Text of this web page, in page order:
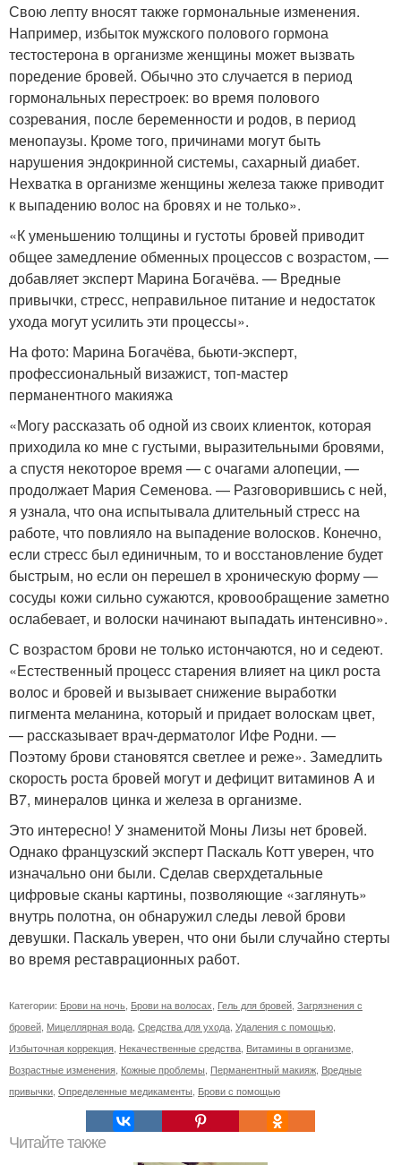
Свою лепту вносят также гормональные изменения.
Например, избыток мужского полового гормона
тестостерона в организме женщины может вызвать
поредение бровей. Обычно это случается в период
гормональных перестроек: во время полового
созревания, после беременности и родов, в период
менопаузы. Кроме того, причинами могут быть
нарушения эндокринной системы, сахарный диабет.
Нехватка в организме женщины железа также приводит
к выпадению волос на бровях и не только».
«К уменьшению толщины и густоты бровей приводит
общее замедление обменных процессов с возрастом, —
добавляет эксперт Марина Богачёва. — Вредные
привычки, стресс, неправильное питание и недостаток
ухода могут усилить эти процессы».
На фото: Марина Богачёва, бьюти-эксперт,
профессиональный визажист, топ-мастер
перманентного макияжа
«Могу рассказать об одной из своих клиенток, которая
приходила ко мне с густыми, выразительными бровями,
а спустя некоторое время — с очагами алопеции, —
продолжает Мария Семенова. — Разговорившись с ней,
я узнала, что она испытывала длительный стресс на
работе, что повлияло на выпадение волосков. Конечно,
если стресс был единичным, то и восстановление будет
быстрым, но если он перешел в хроническую форму —
сосуды кожи сильно сужаются, кровообращение заметно
ослабевает, и волоски начинают выпадать интенсивно».
С возрастом брови не только истончаются, но и седеют.
«Естественный процесс старения влияет на цикл роста
волос и бровей и вызывает снижение выработки
пигмента меланина, который и придает волоскам цвет,
— рассказывает врач-дерматолог Ифе Родни. —
Поэтому брови становятся светлее и реже». Замедлить
скорость роста бровей могут и дефицит витаминов A и
B7, минералов цинка и железа в организме.
Это интересно! У знаменитой Моны Лизы нет бровей.
Однако французский эксперт Паскаль Котт уверен, что
изначально они были. Сделав сверхдетальные
цифровые сканы картины, позволяющие «заглянуть»
внутрь полотна, он обнаружил следы левой брови
девушки. Паскаль уверен, что они были случайно стерты
во время реставрационных работ.
Категории: Брови на ночь Брови на волосах Гель для бровей Загрязнения с
бровей Мицеллярная вода Средства для ухода Удаления с помощью
Избыточная коррекция Некачественные средства Витамины в организме
Возрастные изменения Кожные проблемы Перманентный макияж Вредные
привычки Определенные медикаменты Брови с помощью
Читайте также